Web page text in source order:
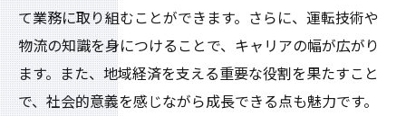
新鮮なブロイラーを迅速に届ける技術
物流業務を超えた社会的意義
地元の食文化を支える責任
運送業界でのブロイラー運搬の位置づけ
て業務に取り組むことができます。さらに、運転技術や
物流の知識を身につけることで、キャリアの幅が広がり
ます。また、地域経済を支える重要な役割を果たすこと
で、社会的意義を感じながら成長できる点も魅力です。